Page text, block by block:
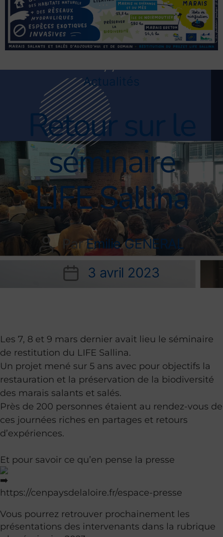
Actualités
Retour sur le
séminaire
LIFE Sallina
ParEmilie GENERAL
3 avril 2023
Les 7, 8 et 9 mars dernier avait lieu le séminaire
de restitution du LIFE Sallina.
Un projet mené sur 5 ans avec pour objectifs la
restauration et la préservation de la biodiversité
des marais salants et salés.
Près de 200 personnes étaient au rendez-vous de
ces journées riches en partages et retours
d’expériences.
Et pour savoir ce qu’en pense la presse
https://cenpaysdelaloire.fr/espace-presse
Vous pourrez retrouver prochainement les
présentations des intervenants dans la rubrique